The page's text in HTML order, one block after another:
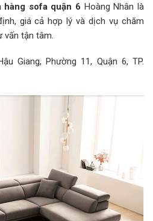
hàng sofa quận 6 Hoàng Nhân là
giá cả hợp lý và dịch vụ chăm
vấn tận tâm.
Giang, Phường 11, Quận 6, TP.